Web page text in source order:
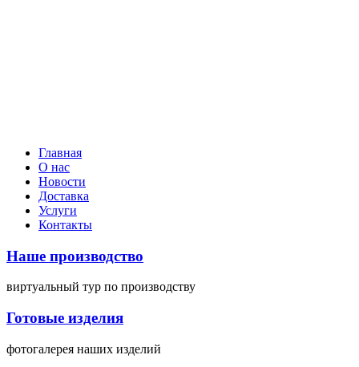
Главная
О нас
Новости
Доставка
Услуги
Контакты
Наше производство
виртуальный тур по производству
Готовые изделия
фотогалерея наших изделий